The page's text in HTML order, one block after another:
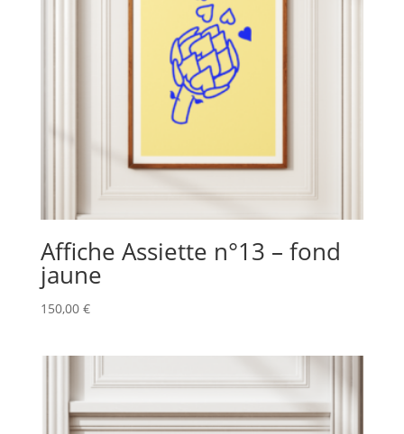
Affiche Assiette n°13 – fond
jaune
150,00 €